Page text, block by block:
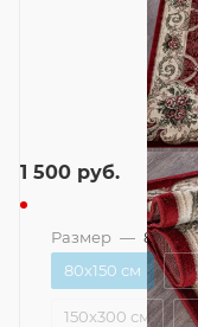
1 500 руб.
Размер —
80x150 см
150x300 см